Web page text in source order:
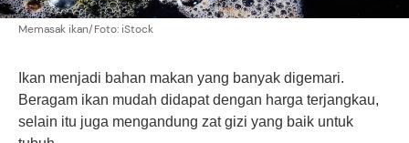
Memasak ikan/Foto: iStock
Ikan menjadi bahan makan yang banyak digemari.
Beragam ikan mudah didapat dengan harga terjangkau,
selain itu juga mengandung zat gizi yang baik untuk